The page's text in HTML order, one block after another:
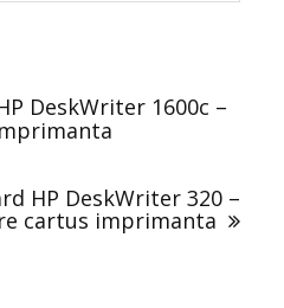
DeskWriter 1600c –
HP DeskWriter 320 –
cartus imprimanta